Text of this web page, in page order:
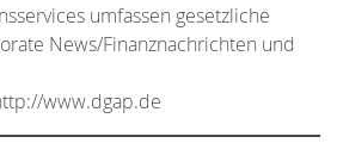
umfassen gesetzliche
News/Finanznachrichten und
www.dgap.de